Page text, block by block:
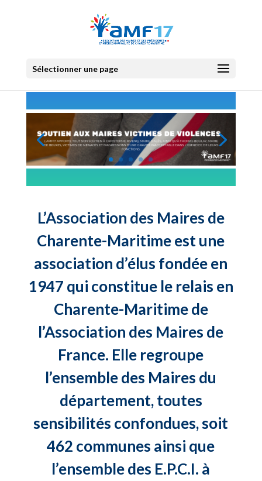
Sélectionner une page
L’Association des Maires de
Charente-Maritime est une
association d’élus fondée en
1947 qui constitue le relais en
Charente-Maritime de
l’Association des Maires de
France. Elle regroupe
l’ensemble des Maires du
département, toutes
sensibilités confondues, soit
462 communes ainsi que
l’ensemble des E.P.C.I. à